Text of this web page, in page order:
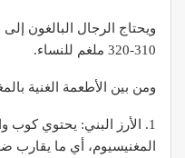
310-320 ملغم للنساء.
ومن بين الأطعمة الغنية
المغنيسيوم، أي ما يقارب